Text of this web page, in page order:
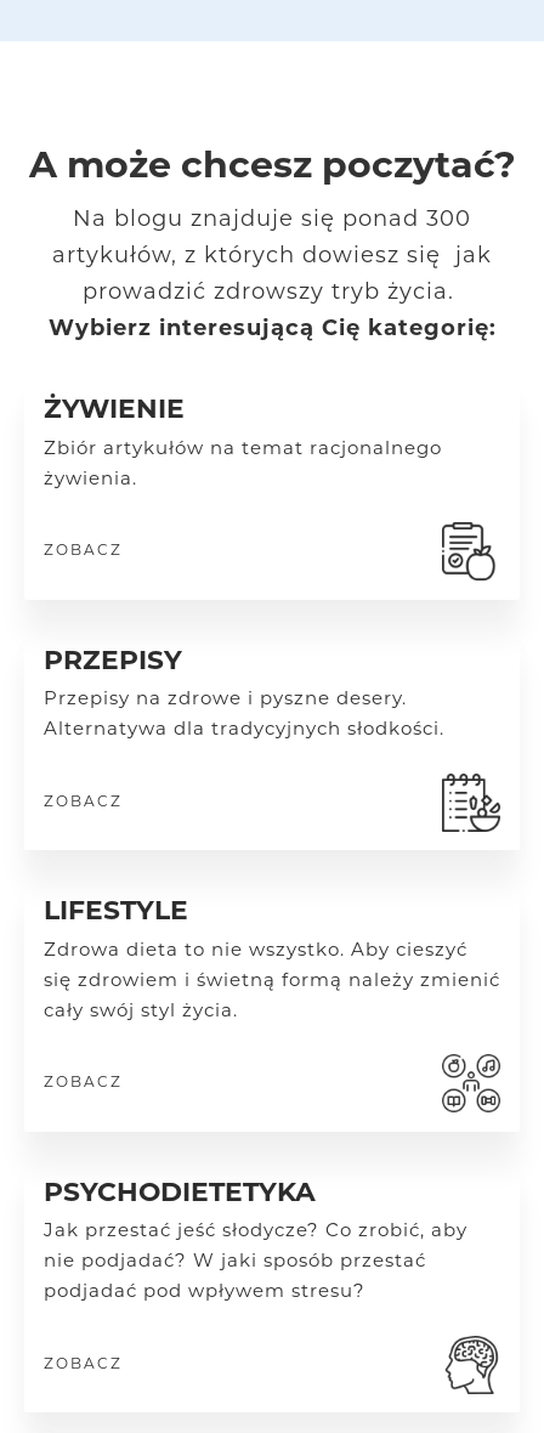
A może chcesz poczytać?
Na blogu znajduje się ponad 300
artykułów, z których dowiesz się jak
prowadzić zdrowszy tryb życia.
Wybierz interesującą Cię kategorię:
ŻYWIENIE
Zbiór artykułów na temat racjonalnego
żywienia.
ZOBACZ
PRZEPISY
Przepisy na zdrowe i pyszne desery.
Alternatywa dla tradycyjnych słodkości.
ZOBACZ
LIFESTYLE
Zdrowa dieta to nie wszystko. Aby cieszyć
się zdrowiem i świetną formą należy zmienić
cały swój styl życia.
ZOBACZ
PSYCHODIETETYKA
Jak przestać jeść słodycze? Co zrobić, aby
nie podjadać? W jaki sposób przestać
podjadać pod wpływem stresu?
ZOBACZ